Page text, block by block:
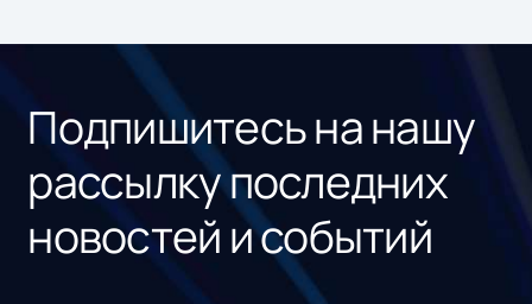
Подпишитесь на нашу
рассылку последних
новостей и событий